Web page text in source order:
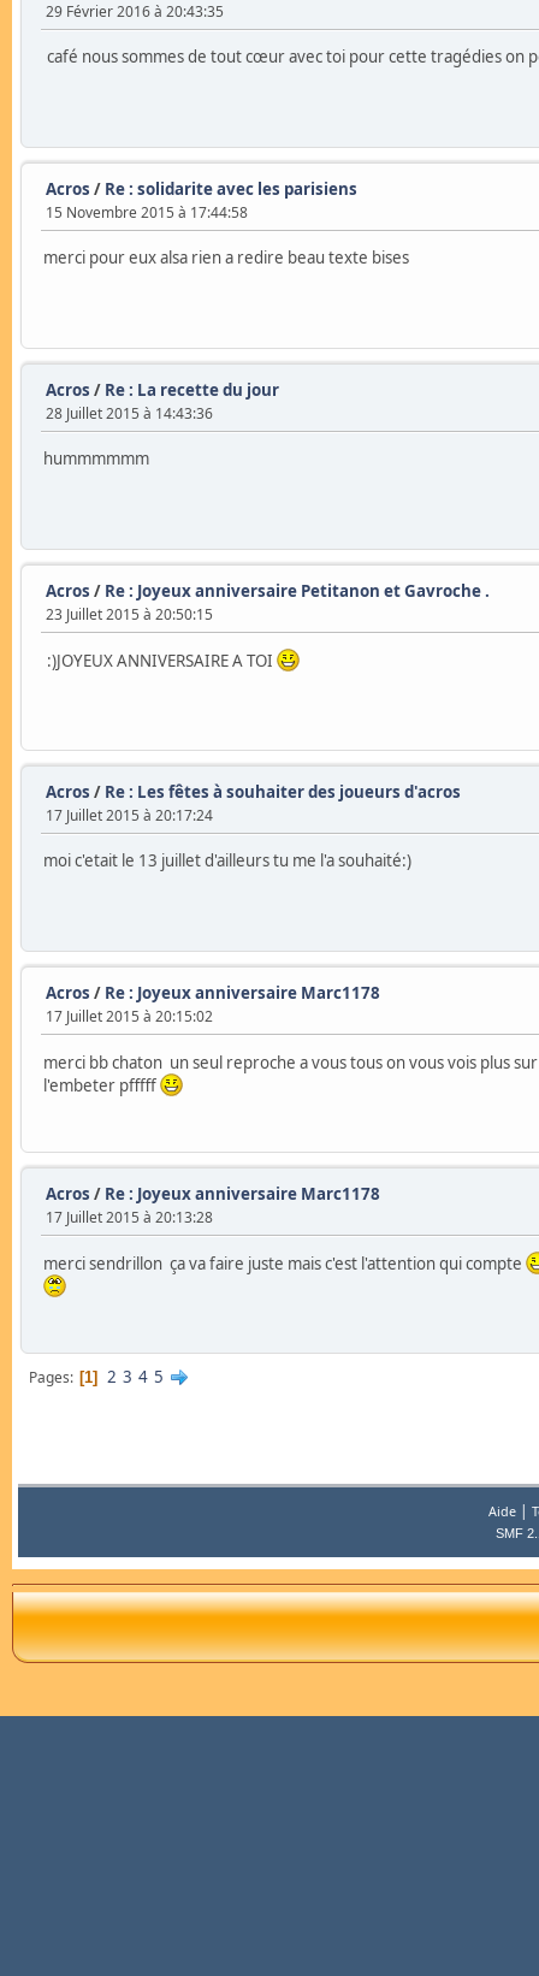
29 Février 2016 à 20:43:35
café nous sommes de tout cœur avec toi pour cette tragédies on
Acros / Re : solidarite avec les parisiens
15 Novembre 2015 à 17:44:58
merci pour eux alsa rien a redire beau texte bises
Acros / Re : La recette du jour
28 Juillet 2015 à 14:43:36
hummmmmm
Acros / Re : Joyeux anniversaire Petitanon et Gavroche .
23 Juillet 2015 à 20:50:15
:)JOYEUX ANNIVERSAIRE A TOI
Acros / Re : Les fêtes à souhaiter des joueurs d'acros
17 Juillet 2015 à 20:17:24
moi c'etait le 13 juillet d'ailleurs tu me l'a souhaité:)
Acros / Re : Joyeux anniversaire Marc1178
17 Juillet 2015 à 20:15:02
merci bb chaton un seul reproche a vous tous on vous vois plus
l'embeter pfffff
Acros / Re : Joyeux anniversaire Marc1178
17 Juillet 2015 à 20:13:28
merci sendrillon ça va faire juste mais c'est l'attention qui compte
Pages 1 2 3 4 5
Aide|
SMF